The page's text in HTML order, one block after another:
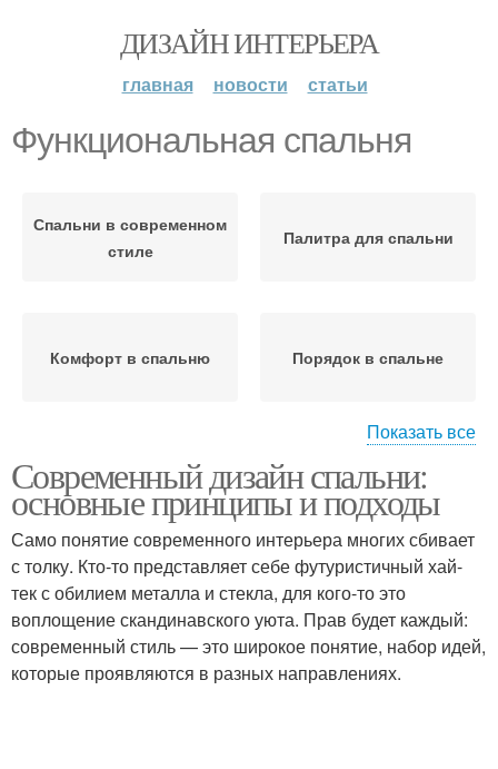
ДИЗАЙН ИНТЕРЬЕРА
главная новости статьи
Функциональная спальня
Спальни в современном
стиле
Палитра для спальни
Комфорт в спальню Порядок в спальне
Мебель в современной
спальне
Мебели в спальне
Комната при спальне
Спальня в современном
стиле
Показать все
Современный дизайн спальни:
основные принципы и подходы
Само понятие современного интерьера многих сбивает
с толку. Кто-то представляет себе футуристичный хай-
тек с обилием металла и стекла, для кого-то это
воплощение скандинавского уюта. Прав будет каждый:
современный стиль — это широкое понятие, набор идей,
которые проявляются в разных направлениях.